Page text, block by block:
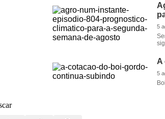
5
A
5